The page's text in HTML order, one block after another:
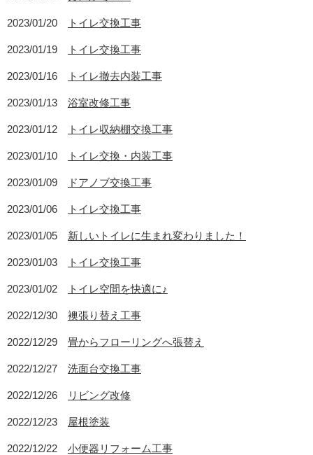
2023/01/20 トイレ交換工事
2023/01/19 トイレ交換工事
2023/01/16 トイレ撤去内装工事
2023/01/13 浴室改修工事
2023/01/12 トイレ収納棚交換工事
2023/01/10 トイレ交換・内装工事
2023/01/09 ドアノブ交換工事
2023/01/06 トイレ交換工事
2023/01/05 新しいトイレに生まれ変わりました！
2023/01/03 トイレ交換工事
2023/01/02 トイレ空間を快適に♪
2022/12/30 襖張り替え工事
2022/12/29 畳からフローリングへ張替え
2022/12/27 洗面台交換工事
2022/12/26 リビング改修
2022/12/23 屋根塗装
2022/12/22 小便器リフォーム工事